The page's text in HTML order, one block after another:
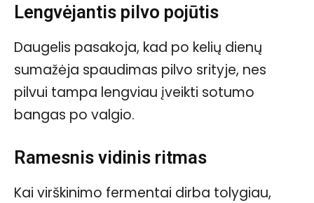
Lengvėjantis pilvo pojūtis
Daugelis pasakoja, kad po kelių dienų
sumažėja spaudimas pilvo srityje, nes
pilvui tampa lengviau įveikti sotumo
bangas po valgio.
Ramesnis vidinis ritmas
Kai virškinimo fermentai dirba tolygiau,